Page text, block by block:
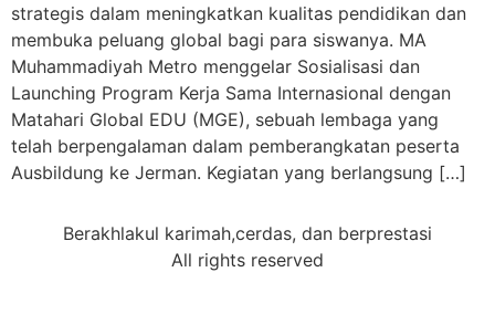
strategis dalam meningkatkan kualitas pendidikan dan
membuka peluang global bagi para siswanya. MA
Muhammadiyah Metro menggelar Sosialisasi dan
Launching Program Kerja Sama Internasional dengan
Matahari Global EDU (MGE), sebuah lembaga yang
telah berpengalaman dalam pemberangkatan peserta
Ausbildung ke Jerman. Kegiatan yang berlangsung […]
Berakhlakul karimah,cerdas, dan berprestasi
All rights reserved